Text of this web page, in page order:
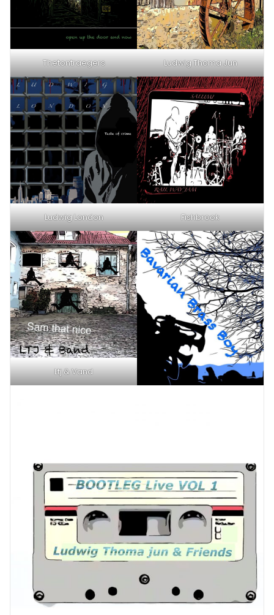
Thetontraegers Ludwig Thoma Jun
Ludwig London Fishbrook
Ltj & Vand